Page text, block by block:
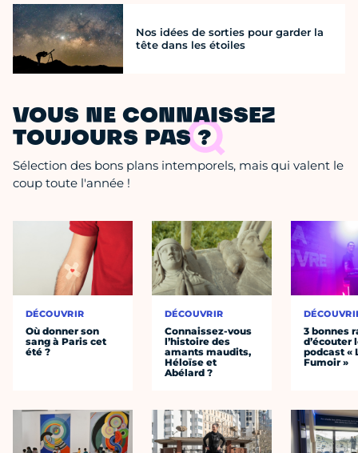
Nos idées de sorties pour garder la
tête dans les étoiles
VOUS NE CONNAISSEZ
TOUJOURS PAS ?
Sélection des bons plans intemporels, mais qui valent le
coup toute l'année !
DÉCOUVRIR
Où donner son
sang à Paris cet
été ?
DÉCOUVRIR
Connaissez-vous
l’histoire des
amants maudits,
Héloïse et
Abélard ?
3 bonnes
d’écouter
podcast «
Fumoir »